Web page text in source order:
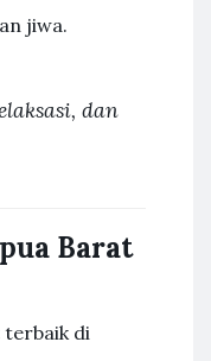
jiwa.
dan
Barat
terbaik di